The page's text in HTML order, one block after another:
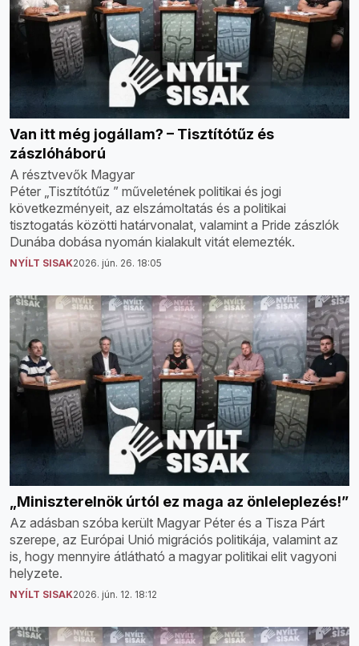
Van itt még jogállam? – Tisztítótűz és
zászlóháború
A résztvevők Magyar
Péter „Tisztítótűz ” műveletének politikai és jogi
következményeit, az elszámoltatás és a politikai
tisztogatás közötti határvonalat, valamint a Pride zászlók
Dunába dobása nyomán kialakult vitát elemezték.
NYÍLT SISAK2026. jún. 26. 18:05
„Miniszterelnök úrtól ez maga az önleleplezés!”
Az adásban szóba került Magyar Péter és a Tisza Párt
szerepe, az Európai Unió migrációs politikája, valamint az
is, hogy mennyire átlátható a magyar politikai elit vagyoni
helyzete.
NYÍLT SISAK2026. jún. 12. 18:12